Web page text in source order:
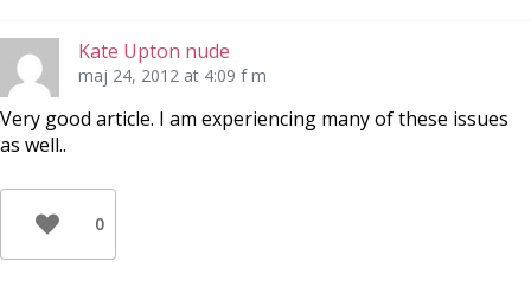
Kate Upton nude
maj 24, 2012 at 4:09 f m
Very good article. I am experiencing many of these issues
as well..
0